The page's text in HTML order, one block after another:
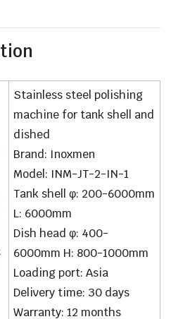
Stainless steel polishing
machine for tank shell and
dished
Brand: Inoxmen
Model: INM-JT-2-IN-1
Tank shell φ: 200-6000mm
L: 6000mm
Dish head φ: 400-
6000mm H: 800-1000mm
Loading port: Asia
Delivery time: 30 days
Warranty: 12 months